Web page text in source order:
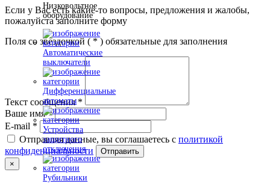
Низковольтное
оборудование
Автоматические
выключатели
Дифференциальные
автоматы
Устройства
защитного
отключения
Рубильники
Если у Вас есть какие-то вопросы, предложения и жалобы,
пожалуйста заполните форму
Поля со звездочкой ( * ) обязательные для заполнения
Текст сообщения*
Ваше имя*
E-mail *
Отправляя данные, вы соглашаетесь с политикой
конфиденциальности
Отправить
×